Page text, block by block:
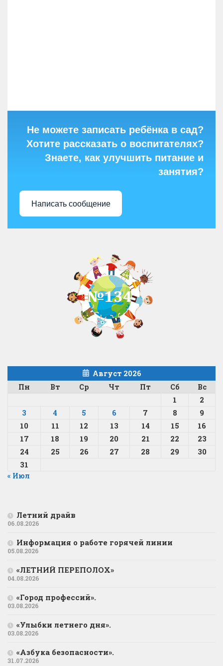
Не можете записать ребёнка в сад?
Хотите рассказать о воспитателях?
Знаете, как улучшить питание и
занятия?
Написать сообщение
Август 2026
Пн
Вт Ср Чт Пт Сб Вс
1
2
3
4 5 6 7 8
9
10
11 12 13 14 15
16
17
18 19 20 21 22
23
24
25 26 27 28 29
30
31
« Июл
Летний драйв
06.08.2026
Информация о работе горячей линии
05.08.2026
«ЛЕТНИЙ ПЕРЕПОЛОХ»
04.08.2026
«Город профессий».
03.08.2026
«Улыбки летнего дня».
03.08.2026
«Азбука безопасности».
31.07.2026